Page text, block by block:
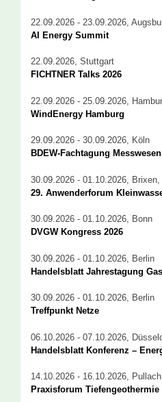
22.09.2026 - 23.09.2026,
AI Energy Summit
22.09.2026, Stuttgart
FICHTNER Talks 2026
22.09.2026 - 25.09.2026,
WindEnergy Hamburg
29.09.2026 - 30.09.2026, Köln
BDEW-Fachtagung
30.09.2026 - 01.10.2026,
29. Anwenderforum
30.09.2026 - 01.10.2026, Bonn
DVGW Kongress 2026
30.09.2026 - 01.10.2026, Berlin
Handelsblatt Jahrestagung Gas
30.09.2026 - 01.10.2026, Berlin
Treffpunkt Netze
06.10.2026 - 07.10.2026,
Handelsblatt Konferenz –
14.10.2026 - 16.10.2026, Pullach
Praxisforum Tiefengeothermie